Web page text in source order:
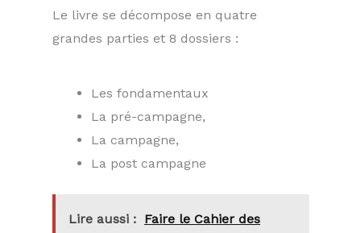
Le livre se décompose en quatre
grandes parties et 8 dossiers :
Les fondamentaux
La pré-campagne,
La campagne,
La post campagne
Lire aussi : Faire le Cahier des